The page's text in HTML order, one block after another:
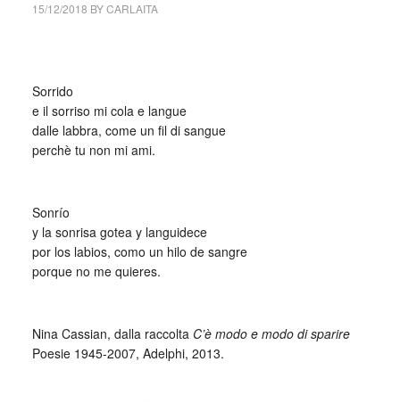
15/12/2018 BYCARLAITA
Sorrido
e il sorriso mi cola e langue
dalle labbra, come un fil di sangue
perchè tu non mi ami.
Sonrío
y la sonrisa gotea y languidece
por los labios, como un hilo de sangre
porque no me quieres.
Nina Cassian, dalla raccolta C’è modo e modo di sparire
Poesie 1945-2007, Adelphi, 2013.